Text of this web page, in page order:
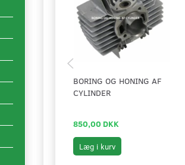
BORING OG HONING AF
CYLINDER
850,00 DKK
Læg i kurv